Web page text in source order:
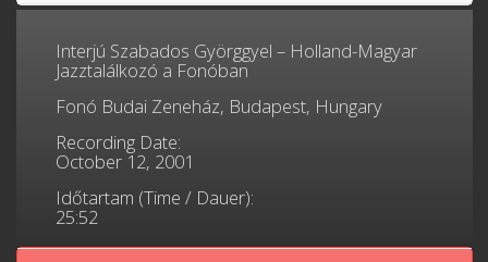
Interjú Szabados Györggyel – Holland-Magyar
Jazztalálkozó a Fonóban
Fonó Budai Zeneház, Budapest, Hungary
Recording Date:
October 12, 2001
Időtartam (Time / Dauer):
25:52